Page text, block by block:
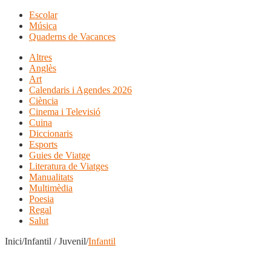
Escolar
Música
Quaderns de Vacances
Altres
Anglès
Art
Calendaris i Agendes 2026
Ciència
Cinema i Televisió
Cuina
Diccionaris
Esports
Guies de Viatge
Literatura de Viatges
Manualitats
Multimèdia
Poesia
Regal
Salut
Inici/Infantil / Juvenil/Infantil